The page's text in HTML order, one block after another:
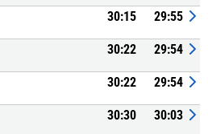
30:15 29:55
30:22 29:54
30:22 29:54
30:30 30:03